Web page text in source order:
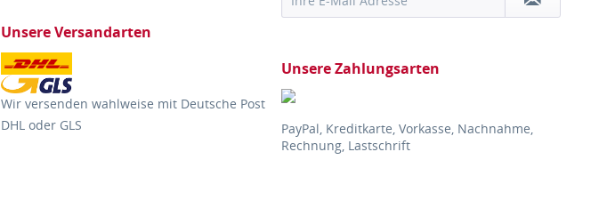
Unsere Versandarten
Wir versenden wahlweise mit Deutsche Post
DHL oder GLS
Unsere Zahlungsarten
PayPal, Kreditkarte, Vorkasse, Nachnahme,
Rechnung, Lastschrift